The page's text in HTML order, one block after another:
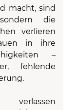
macht, sind
die
verlieren
in ihre
–
fehlende